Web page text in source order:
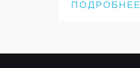
ПОДРОБНЕЕ